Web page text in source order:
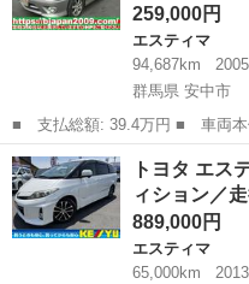
259,000円
エスティマ
94,687km
群馬県 安中市
■ 支払総額: 39.4万円 ■ 車両本体価格： 259,000 円 ■ メーカー
名： トヨタ ■ 車種名： エス
ス プレミアム パートタイム
ドア ■ 排...
群馬 安中市 エスティマ
トヨタ エス
ィション／
889,000円
エスティマ
65,000km